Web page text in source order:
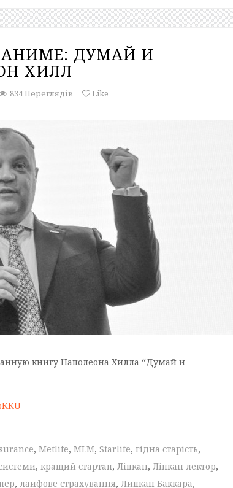
АНИМЕ: ДУМАЙ И
ХИЛЛ
834 Переглядів Like
книгу Наполеона Хилла “Думай и
, Metlife, MLM, Starlife, гідна старість,
, кращий стартап, Ліпкан, Ліпкан лектор,
, лайфове страхування, Липкан Баккара,